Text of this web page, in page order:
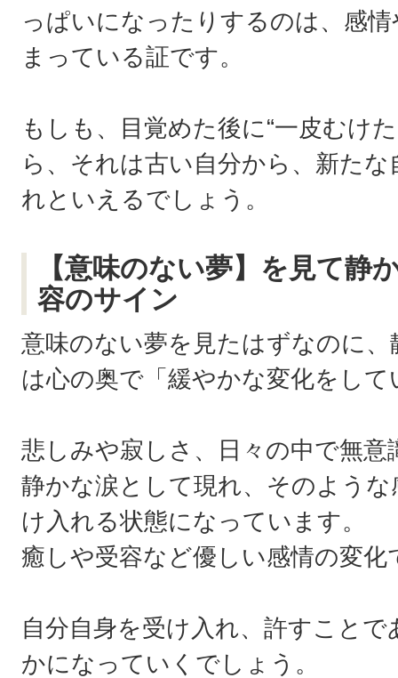
っぱいになったりするのは、感
まっている証です。
もしも、目覚めた後に“一皮むけ
ら、それは古い自分から、新た
れといえるでしょう。
【意味のない夢】を見て静
容のサイン
意味のない夢を見たはずなのに
は心の奥で「緩やかな変化をし
悲しみや寂しさ、日々の中で無
静かな涙として現れ、そのよう
け入れる状態になっています。
癒しや受容など優しい感情の変
自分自身を受け入れ、許すこと
かになっていくでしょう。